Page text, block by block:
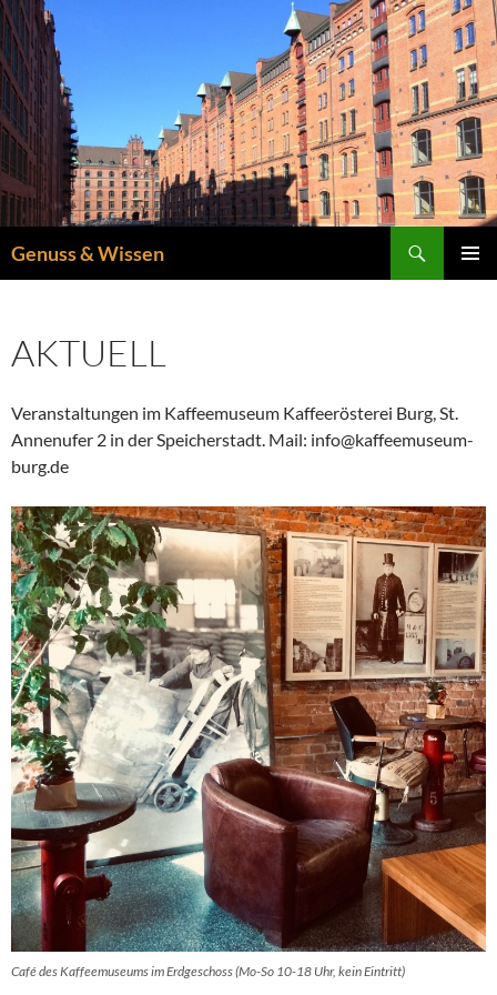
Zum
Inhalt
springen
Genuss & Wissen
AKTUELL
Veranstaltungen im Kaffeemuseum Kaffeerösterei Burg, St.
Annenufer 2 in der Speicherstadt. Mail: info@kaffeemuseum-
burg.de
Café des Kaffeemuseums im Erdgeschoss (Mo-So 10-18 Uhr, kein Eintritt)